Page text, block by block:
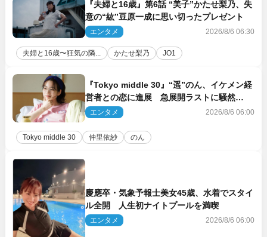
『夫婦と16歳』第6話 “美子”かたせ梨乃、失
意の“紘”豆原一成に思い切ったプレゼント
エンタメ 2026/8/6 06:30
夫婦と16歳〜狂気の隣... かたせ梨乃 JO1
『Tokyo middle 30』“遥”のん、イケメン経
営者との恋に進展 急展開ラストに騒然
「え…いきなり」「嫌な予感」
エンタメ 2026/8/6 06:00
Tokyo middle 30 仲里依紗 のん
慶應卒・気象予報士美女45歳、水着でスタイ
ル全開 人生初ナイトプールを満喫
エンタメ 2026/8/6 06:00